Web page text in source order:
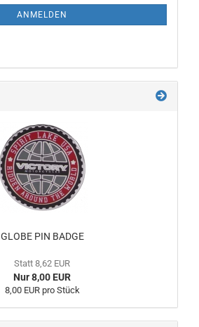
ANMELDEN
GLOBE PIN BADGE
Statt 8,62 EUR
Nur 8,00 EUR
8,00 EUR pro Stück